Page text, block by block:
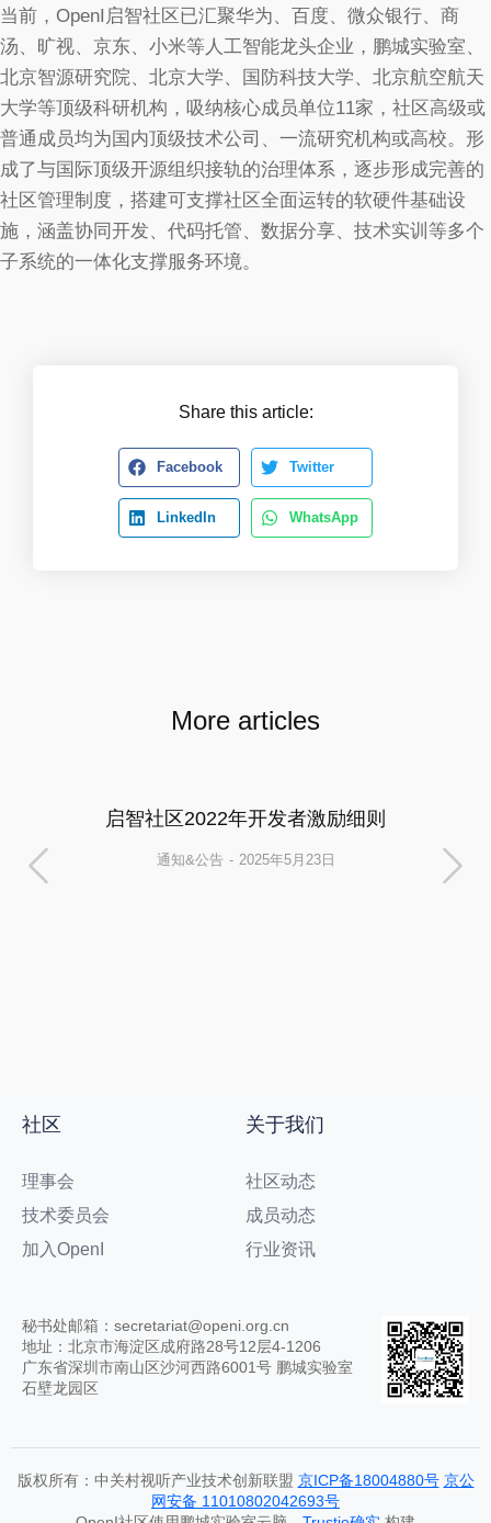
当前，OpenI启智社区已汇聚华为、百度、微众银行、商
汤、旷视、京东、小米等人工智能龙头企业，鹏城实验室、
北京智源研究院、北京大学、国防科技大学、北京航空航天
大学等顶级科研机构，吸纳核心成员单位11家，社区高级或
普通成员均为国内顶级技术公司、一流研究机构或高校。形
成了与国际顶级开源组织接轨的治理体系，逐步形成完善的
社区管理制度，搭建可支撑社区全面运转的软硬件基础设
施，涵盖协同开发、代码托管、数据分享、技术实训等多个
子系统的一体化支撑服务环境。
Share this article:
Facebook Twitter
LinkedIn WhatsApp
More articles
启智社区2022年开发者激励细则
通知&公告 2025年5月23日
社区
理事会
技术委员会
加入OpenI
关于我们
社区动态
成员动态
行业资讯
秘书处邮箱：secretariat@openi.org.cn
地址：北京市海淀区成府路28号12层4-1206
广东省深圳市南山区沙河西路6001号 鹏城实验室
石壁龙园区
版权所有：中关村视听产业技术创新联盟 京ICP备18004880号 京公
网安备 11010802042693号